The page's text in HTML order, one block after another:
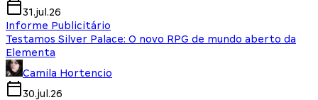
31.jul.26
Informe Publicitário
Testamos Silver Palace: O novo RPG de mundo aberto da
Elementa
Camila Hortencio
30.jul.26